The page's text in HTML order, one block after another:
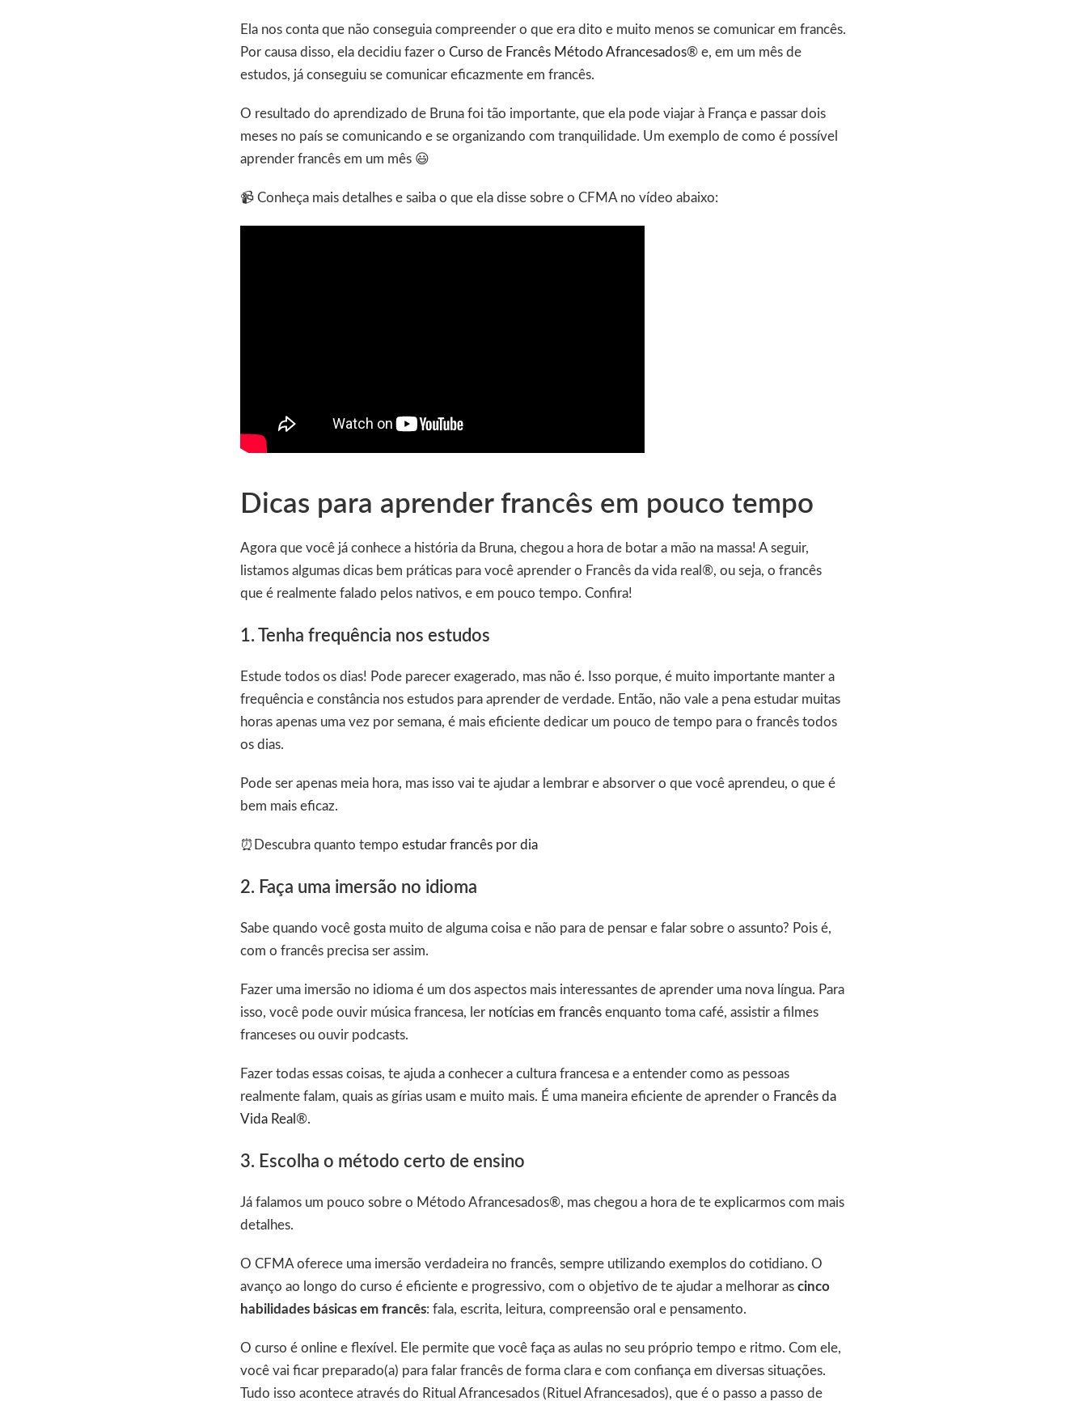
Ela nos conta que não conseguia compreender o que era dito e muito menos se comunicar em francês.
Por causa disso, ela decidiu fazer o Curso de Francês Método Afrancesados® e, em um mês de
estudos, já conseguiu se comunicar eficazmente em francês.
O resultado do aprendizado de Bruna foi tão importante, que ela pode viajar à França e passar dois
meses no país se comunicando e se organizando com tranquilidade. Um exemplo de como é possível
aprender francês em um mês 😃
📹 Conheça mais detalhes e saiba o que ela disse sobre o CFMA no vídeo abaixo:
Dicas para aprender francês em pouco tempo
Agora que você já conhece a história da Bruna, chegou a hora de botar a mão na massa! A seguir,
listamos algumas dicas bem práticas para você aprender o Francês da vida real®, ou seja, o francês
que é realmente falado pelos nativos, e em pouco tempo. Confira!
1. Tenha frequência nos estudos
Estude todos os dias! Pode parecer exagerado, mas não é. Isso porque, é muito importante manter a
frequência e constância nos estudos para aprender de verdade. Então, não vale a pena estudar muitas
horas apenas uma vez por semana, é mais eficiente dedicar um pouco de tempo para o francês todos
os dias.
Pode ser apenas meia hora, mas isso vai te ajudar a lembrar e absorver o que você aprendeu, o que é
bem mais eficaz.
⏰Descubra quanto tempo estudar francês por dia
2. Faça uma imersão no idioma
Sabe quando você gosta muito de alguma coisa e não para de pensar e falar sobre o assunto? Pois é,
com o francês precisa ser assim.
Fazer uma imersão no idioma é um dos aspectos mais interessantes de aprender uma nova língua. Para
isso, você pode ouvir música francesa, ler notícias em francês enquanto toma café, assistir a filmes
franceses ou ouvir podcasts.
Fazer todas essas coisas, te ajuda a conhecer a cultura francesa e a entender como as pessoas
realmente falam, quais as gírias usam e muito mais. É uma maneira eficiente de aprender o Francês da
Vida Real ®.
3. Escolha o método certo de ensino
Já falamos um pouco sobre o Método Afrancesados®, mas chegou a hora de te explicarmos com mais
detalhes.
O CFMA oferece uma imersão verdadeira no francês, sempre utilizando exemplos do cotidiano. O
avanço ao longo do curso é eficiente e progressivo, com o objetivo de te ajudar a melhorar as cinco
habilidades básicas em francês: fala, escrita, leitura, compreensão oral e pensamento.
O curso é online e flexível. Ele permite que você faça as aulas no seu próprio tempo e ritmo. Com ele,
você vai ficar preparado(a) para falar francês de forma clara e com confiança em diversas situações.
Tudo isso acontece através do Ritual Afrancesados (Rituel Afrancesados), que é o passo a passo de